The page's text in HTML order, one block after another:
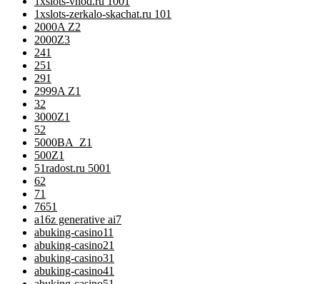
1xslots-zerkalo-skachat.ru 101
2000A Z2
2000Z3
241
251
291
2999A Z1
32
3000Z1
52
5000BA_Z1
500Z1
51radost.ru 5001
62
71
7651
a16z generative ai7
abuking-casino11
abuking-casino21
abuking-casino31
abuking-casino41